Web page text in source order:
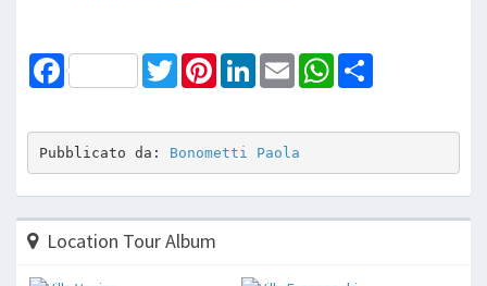
Facebook TwitterPinterestLinkedInEmail WhatsApp
Pubblicato da: Bonometti Paola
Location Tour Album